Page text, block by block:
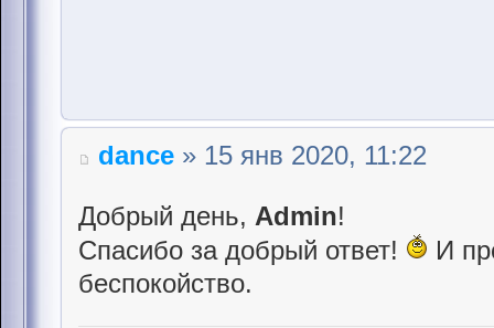
dance » 15 янв 2020, 11:22
Добрый день, Admin!
Спасибо за добрый ответ!
И
беспокойство.